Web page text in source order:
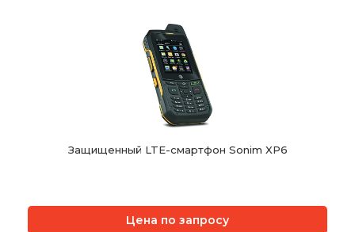
Защищенный LTE-смартфон Sonim XP6
Цена по запросу